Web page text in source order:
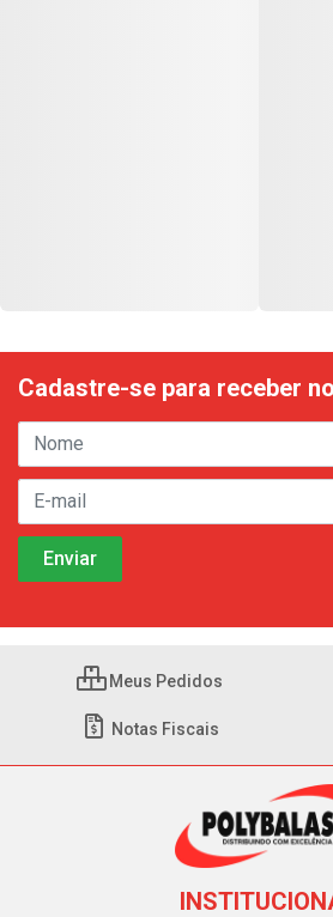
Cadastre-se para receber
Meus Pedidos
Notas Fiscais